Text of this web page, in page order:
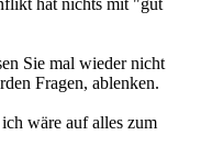
Sie mal wieder nicht
Fragen, ablenken.
wäre auf alles zum